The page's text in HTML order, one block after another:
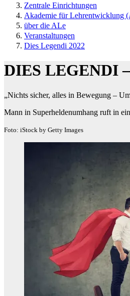
Zentrale Einrichtungen
Akademie für Lehrentwicklung
über die ALe
Veranstaltungen
Dies Legendi 2022
DIES LEGENDI
„Nichts sicher, alles in Bewegung –
Mann in Superheldenumhang ruft in
Foto: iStock by Getty Images